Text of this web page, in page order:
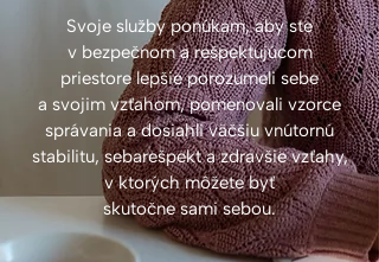
Svoje služby ponúkam, aby ste
v bezpečnom a rešpektujúcom
priestore lepšie porozumeli sebe
a svojim vzťahom, pomenovali vzorce
správania a dosiahli väčšiu vnútornú
stabilitu, sebarešpekt a zdravšie vzťahy,
v ktorých môžete byť
skutočne sami sebou.